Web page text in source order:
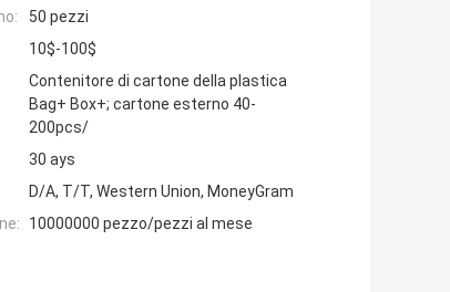
50 pezzi
10$-100$
Contenitore di cartone della plastica
Bag+ Box+; cartone esterno 40-
200pcs/
30 ays
D/A, T/T, Western Union, MoneyGram
10000000 pezzo/pezzi al mese